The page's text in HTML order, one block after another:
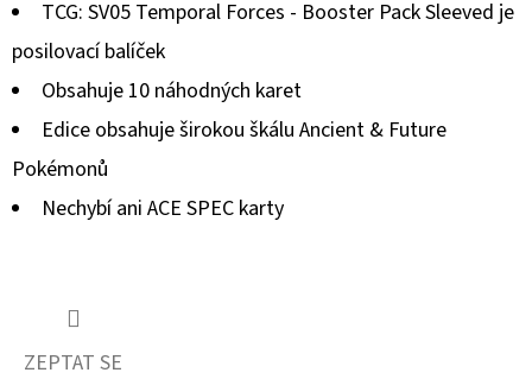
TCG: SV05 Temporal Forces - Booster Pack Sleeved je
posilovací balíček
Obsahuje 10 náhodných karet
Edice obsahuje širokou škálu Ancient & Future
Pokémonů
Nechybí ani ACE SPEC karty
ZEPTAT SE